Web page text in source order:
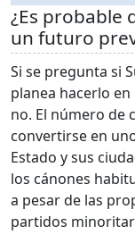
¿Es probable
un futuro
Si se pregunta si
planea hacerlo
no. El número de
convertirse en
Estado y sus
los cánones
a pesar de las
partidos